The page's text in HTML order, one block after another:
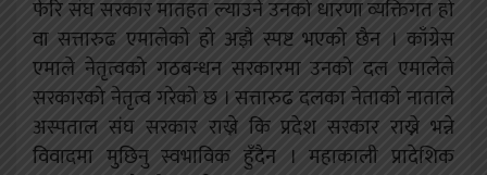
फेरि संघ सरकार मातहत ल्याउने उनको धारणा व्यक्तिगत हो
वा सत्तारुढ एमालेको हो अझै स्पष्ट भएको छैन । काँग्रेस
एमाले नेतृत्वको गठबन्धन सरकारमा उनको दल एमालेले
सरकारको नेतृत्व गरेको छ । सत्तारुढ दलका नेताको नाताले
अस्पताल संघ सरकार राख्ने कि प्रदेश सरकार राख्ने भन्ने
विवादमा मुछिनु स्वभाविक हुँदैन । महाकाली प्रादेशिक